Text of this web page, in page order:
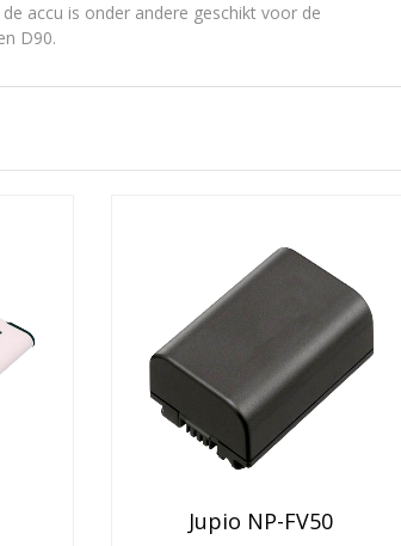
accu is onder andere geschikt voor de
D90.
Jupio NP-FV50